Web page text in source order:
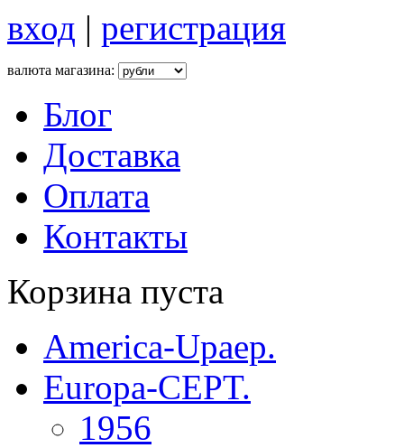
вход | регистрация
валюта магазина:
Блог
Доставка
Оплата
Контакты
Корзина пуста
America-Upaep.
Europa-CEPT.
1956